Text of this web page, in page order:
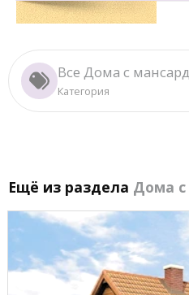
Все Дома с
Категория
Ещё из раздела Дома с